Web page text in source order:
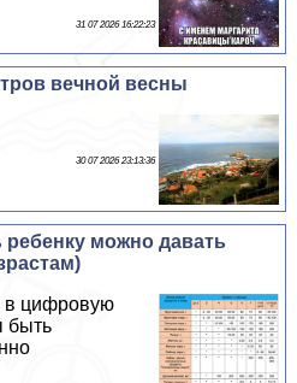
31 07 2026 16:22:23
вечной весны
30 07 2026 23:13:36
ребенку можно давать
в цифровую
быть